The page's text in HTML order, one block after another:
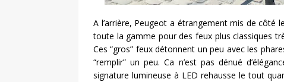
A l’arrière, Peugeot a étrangement mis de côté
toute la gamme pour des feux plus classiques
Ces “gros” feux détonnent un peu avec les
“remplir” un peu. Ca n’est pas dénué
signature lumineuse à LED rehausse le tout